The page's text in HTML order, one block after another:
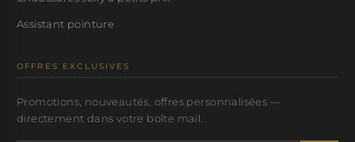
Assistant pointure
OFFRES EXCLUSIVES
Promotions, nouveautés, offres personnalisées —
directement dans votre boîte mail.